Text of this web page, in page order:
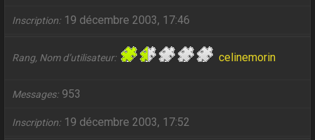
Inscription 19 décembre 2003, 17:46
Rang, Nom d’utilisateur celinemorin
Messages 953
Inscription 19 décembre 2003, 17:52